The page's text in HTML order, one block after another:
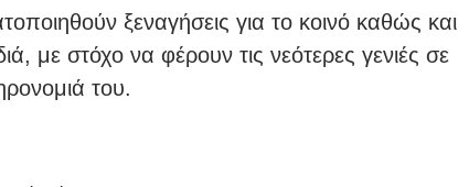
ξεναγήσεις για το κοινό καθώς και
με στόχο να φέρουν τις νεότερες γενιές σε
του.